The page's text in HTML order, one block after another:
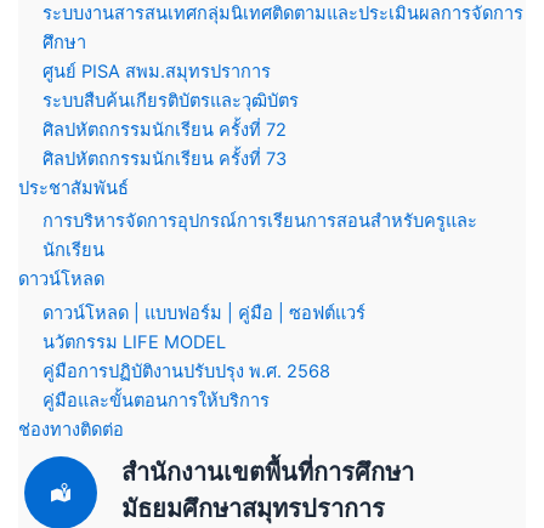
ระบบงานสารสนเทศกลุ่มนิเทศติดตามและประเมินผลการจัดการ
ศึกษา
ศูนย์ PISA สพม.สมุทรปราการ
ระบบสืบค้นเกียรติบัตรและวุฒิบัตร
ศิลปหัตถกรรมนักเรียน ครั้งที่ 72
ศิลปหัตถกรรมนักเรียน ครั้งที่ 73
ประชาสัมพันธ์
การบริหารจัดการอุปกรณ์การเรียนการสอนสำหรับครูและ
นักเรียน
ดาวน์โหลด
ดาวน์โหลด | แบบฟอร์ม | คู่มือ | ซอฟต์แวร์
นวัตกรรม LIFE MODEL
คู่มือการปฏิบัติงานปรับปรุง พ.ศ. 2568
คู่มือและขั้นตอนการให้บริการ
ช่องทางติดต่อ
สำนักงานเขตพื้นที่การศึกษา
มัธยมศึกษาสมุทรปราการ